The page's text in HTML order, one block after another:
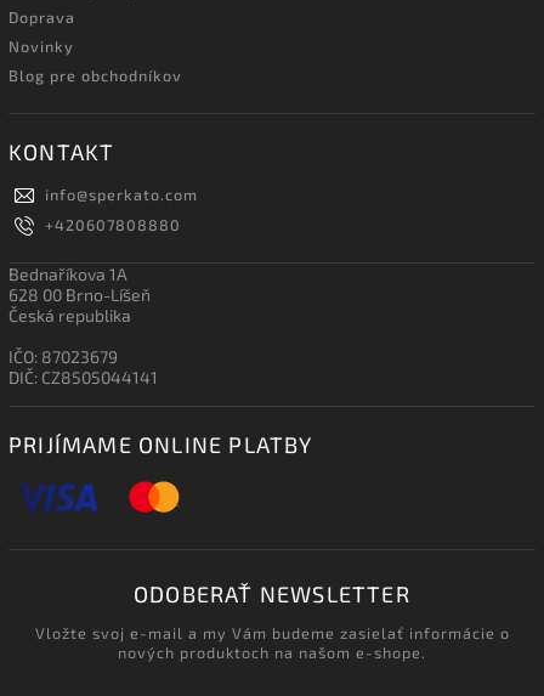
Doprava
Novinky
Blog pre obchodníkov
KONTAKT
info@sperkato.com
+420607808880
Bednaříkova 1A
628 00 Brno-Líšeň
Česká republika
IČO: 87023679
DIČ: CZ8505044141
PRIJÍMAME ONLINE PLATBY
ODOBERAŤ NEWSLETTER
Vložte svoj e-mail a my Vám budeme zasielať informácie o
nových produktoch na našom e-shope.